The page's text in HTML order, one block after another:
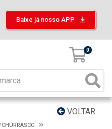
Baixe já nosso APP
0
VOLTAR